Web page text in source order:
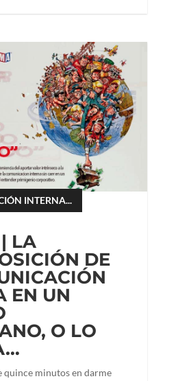
LA
DE
EN UN
O LO
INTERNA...
quince minutos en darme